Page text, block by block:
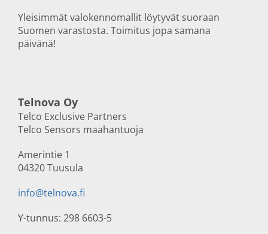
Yleisimmät valokennomallit löytyvät suoraan
Suomen varastosta. Toimitus jopa samana
päivänä!
Telnova Oy
Telco Exclusive Partners
Telco Sensors maahantuoja
Amerintie 1
04320 Tuusula
info@telnova.fi
Y-tunnus: 298 6603-5